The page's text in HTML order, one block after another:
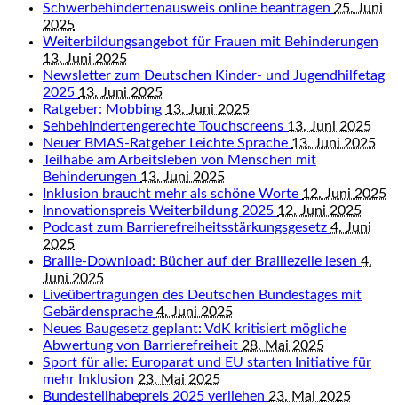
Schwerbehindertenausweis online beantragen 25. Juni
2025
Weiterbildungsangebot für Frauen mit Behinderungen
13. Juni 2025
Newsletter zum Deutschen Kinder- und Jugendhilfetag
2025 13. Juni 2025
Ratgeber: Mobbing 13. Juni 2025
Sehbehindertengerechte Touchscreens 13. Juni 2025
Neuer BMAS-Ratgeber Leichte Sprache 13. Juni 2025
Teilhabe am Arbeitsleben von Menschen mit
Behinderungen 13. Juni 2025
Inklusion braucht mehr als schöne Worte 12. Juni 2025
Innovationspreis Weiterbildung 2025 12. Juni 2025
Podcast zum Barrierefreiheitsstärkungsgesetz 4. Juni
2025
Braille-Download: Bücher auf der Braillezeile lesen 4.
Juni 2025
Liveübertragungen des Deutschen Bundestages mit
Gebärdensprache 4. Juni 2025
Neues Baugesetz geplant: VdK kritisiert mögliche
Abwertung von Barrierefreiheit 28. Mai 2025
Sport für alle: Europarat und EU starten Initiative für
mehr Inklusion 23. Mai 2025
Bundesteilhabepreis 2025 verliehen 23. Mai 2025